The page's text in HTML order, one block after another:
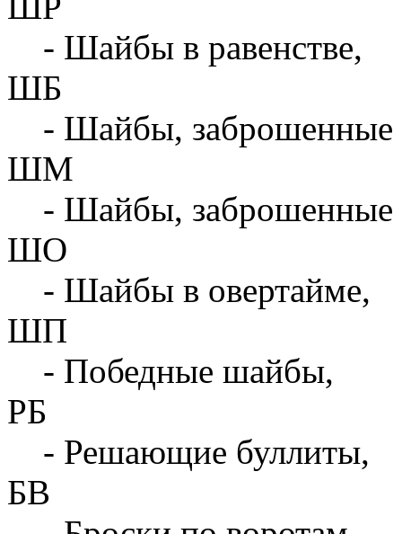
- Шайбы в равенстве,
ШБ
- Шайбы, заброшенные
ШМ
- Шайбы, заброшенные
ШО
- Шайбы в овертайме,
ШП
- Победные шайбы,
РБ
- Решающие буллиты,
БВ